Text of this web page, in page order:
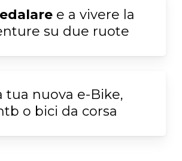
tua nuova e-Bike,
o bici da corsa
e a vivere la
su due ruote